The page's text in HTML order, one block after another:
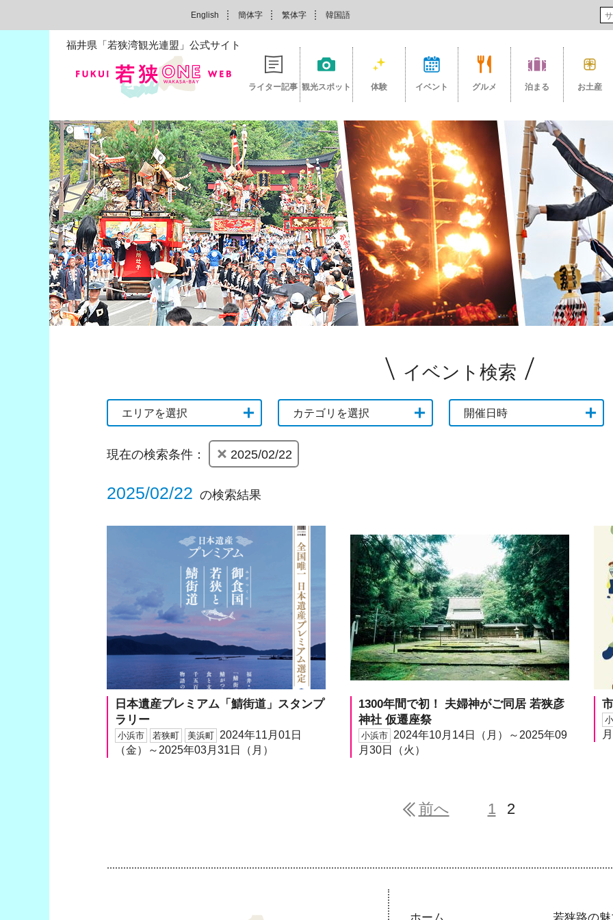
English 簡体字 繁体字 韓国語
福井県「若狭湾観光連盟」公式サイト
ライター記事 観光スポット 体験 イベント グルメ 泊まる お土産
イベント検索
エリアを選択 カテゴリを選択 開催日時
現在の検索条件： 2025/02/22
2025/02/22 の検索結果
日本遺産プレミアム「鯖街道」スタンプ
ラリー
小浜市 若狭町 美浜町 2024年11月01日
（金）～2025年03月31日（月）
1300年間で初！ 夫婦神がご同居 若狭彦
神社 仮遷座祭
小浜市 2024年10月14日（月）～2025年09
月30日（火）
前へ 1 2